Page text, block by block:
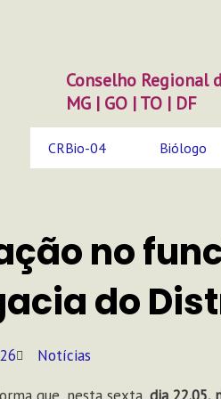
Conselho Regional
MG | GO | TO | DF
CRBio-04 Biólogo
no
do
Notícias